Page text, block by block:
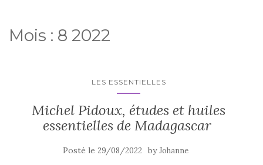
Mois : 8 2022
LES ESSENTIELLES
Michel Pidoux, études et huiles
essentielles de Madagascar
Posté le 29/08/2022 byJohanne